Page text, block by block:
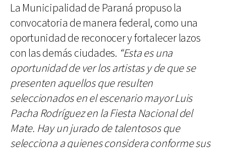
La Municipalidad de Paraná propuso la
convocatoria de manera federal, como una
oportunidad de reconocer y fortalecer lazos
con las demás ciudades. “Esta es una
oportunidad de ver los artistas y de que se
presenten aquellos que resulten
seleccionados en el escenario mayor Luis
Pacha Rodríguez en la Fiesta Nacional del
Mate. Hay un jurado de talentosos que
selecciona a quienes considera conforme sus